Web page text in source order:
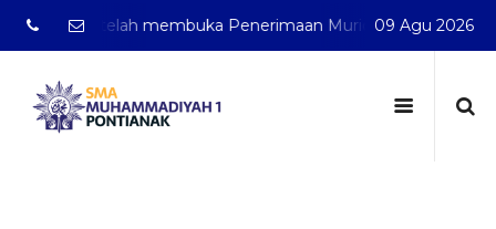
telah membuka Penerimaan Murid Baru Tahun
09 Agu 2026